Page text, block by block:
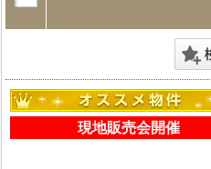
現地販売会開催